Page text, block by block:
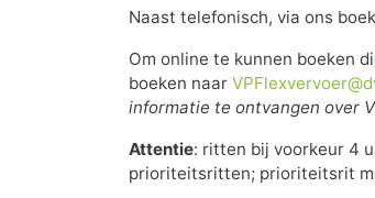
Naast telefonisch, via ons
Om online te kunnen boeken
boeken naar
informatie te ontvangen over
Attentie: ritten bij voorkeur 4
prioriteitsritten; prioriteitsrit